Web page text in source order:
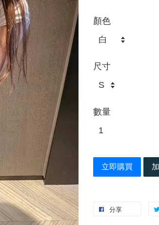
顏色
尺寸
數量
立即購買
分享